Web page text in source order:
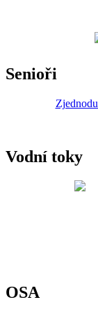
Senioři
Vodní toky
OSA